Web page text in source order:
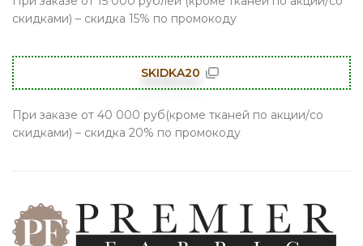
скидками) – скидка 15% по промокоду
SKIDKA20
При заказе от 40 000 руб(кроме тканей по акции/со
скидками) – скидка 20% по промокоду